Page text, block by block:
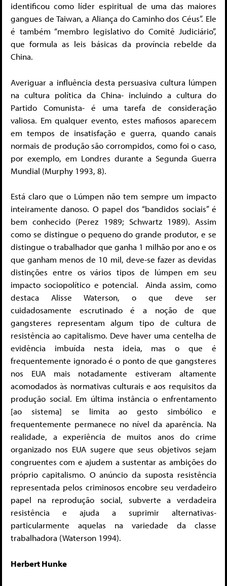
identificou como líder espiritual de uma das maiores
gangues de Taiwan, a Aliança do Caminho dos Céus”. Ele
é também “membro legislativo do Comitê Judiciário”,
que formula as leis básicas da província rebelde da
China.
Averiguar a influência desta persuasiva cultura lúmpen
na cultura política da China- incluindo a cultura do
Partido Comunista- é uma tarefa de consideração
valiosa. Em qualquer evento, estes mafiosos aparecem
em tempos de insatisfação e guerra, quando canais
normais de produção são corrompidos, como foi o caso,
por exemplo, em Londres durante a Segunda Guerra
Mundial (Murphy 1993, 8).
Está claro que o Lúmpen não tem sempre um impacto
inteiramente danoso. O papel dos “bandidos sociais” é
bem conhecido (Perez 1989; Schwartz 1989). Assim
como se distingue o pequeno do grande produtor, e se
distingue o trabalhador que ganha 1 milhão por ano e os
que ganham menos de 10 mil, deve-se fazer as devidas
distinções entre os vários tipos de lúmpen em seu
impacto sociopolítico e potencial. Ainda assim, como
destaca Alisse Waterson, o que deve ser
cuidadosamente escrutinado é a noção de que
gangsteres representam algum tipo de cultura de
resistência ao capitalismo. Deve haver uma centelha de
evidência imbuída nesta ideia, mas o que é
frequentemente ignorado é o ponto de que gangsteres
nos EUA mais notadamente estiveram altamente
acomodados às normativas culturais e aos requisitos da
produção social. Em última instância o enfrentamento
[ao sistema] se limita ao gesto simbólico e
frequentemente permanece no nível da aparência. Na
realidade, a experiência de muitos anos do crime
organizado nos EUA sugere que seus objetivos sejam
congruentes com e ajudem a sustentar as ambições do
próprio capitalismo. O anúncio da suposta resistência
representada pelos criminosos encobre seu verdadeiro
papel na reprodução social, subverte a verdadeira
resistência e ajuda a suprimir alternativas-
particularmente aquelas na variedade da classe
trabalhadora (Waterson 1994).
Herbert Hunke